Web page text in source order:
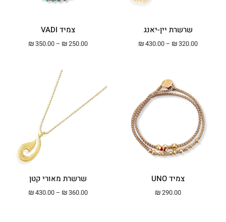
שרשרת יין-יאנג
₪320.00
–
₪430.00 טווח מחירים: ⁦₪320.00⁩ עד ⁦₪430.00⁩
צמיד VADI
₪250.00
–
₪350.00 טווח מחירים: ⁦₪250.00⁩ עד
צמיד UNO
₪290.00
שרשרת מאורי קטן
₪360.00
–
₪430.00 טווח מחירים: ⁦₪360.00⁩ עד